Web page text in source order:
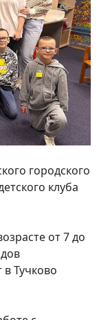
городского
клуба
от 7 до
Тучково